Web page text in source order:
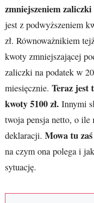
zmniejszeniem
jest z podwyższeniem
zł. Równoważnikiem
kwoty zmniejszającej
zaliczki na podatek w
miesięcznie. Teraz jest
kwoty 5100 zł. Innymi
twoja pensja netto, o ile
deklaracji. Mowa tu
na czym ona polega i
sytuację.